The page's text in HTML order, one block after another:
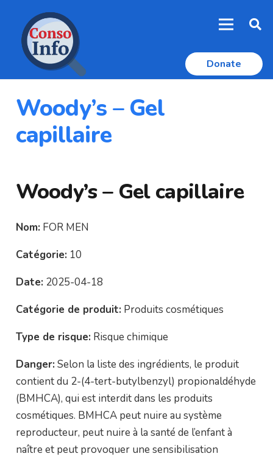
Donate
Woody’s – Gel
capillaire
Woody’s – Gel capillaire
Nom: FOR MEN
Catégorie: 10
Date: 2025-04-18
Catégorie de produit: Produits cosmétiques
Type de risque: Risque chimique
Danger: Selon la liste des ingrédients, le produit
contient du 2-(4-tert-butylbenzyl) propionaldéhyde
(BMHCA), qui est interdit dans les produits
cosmétiques. BMHCA peut nuire au système
reproducteur, peut nuire à la santé de l’enfant à
naître et peut provoquer une sensibilisation